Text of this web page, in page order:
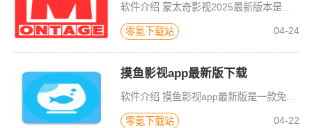
软件介绍 蒙太奇影视2025最新版本是一款全面升级的追剧看片软件。它整合了好多不同平台的影视资源，让我们不
零氪下载站 04-24
摸鱼影视app最新版下载
软件介绍 摸鱼影视app最新版是一款免费的影视看剧软件，拥有简洁的界面UI，用户登录首页就能看见诸多精彩的
零氪下载站 04-22